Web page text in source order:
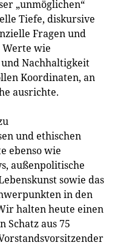
„unmöglichen“
Tiefe, diskursive
Fragen und
Werte wie
Nachhaltigkeit
Koordinaten, an
ausrichte.
und ethischen
ebenso wie
außenpolitische
sowie das
in den
halten heute einen
Schatz aus 75